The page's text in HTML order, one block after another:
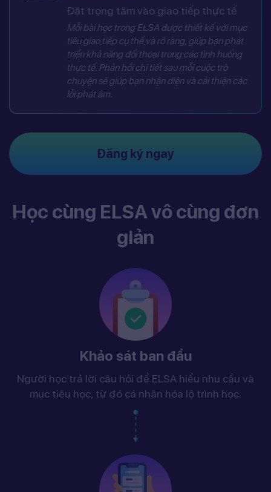
Đặt trọng tâm vào giao tiếp thực tế
Mỗi bài học trong ELSA được thiết kế với mục
tiêu giao tiếp cụ thể và rõ ràng, giúp bạn phát
triển khả năng đối thoại trong các tình huống
thực tế. Phản hồi chi tiết sau mỗi cuộc trò
chuyện sẽ giúp bạn nhận diện và cải thiện các
lỗi phát âm.
Đăng ký ngay
Học cùng ELSA vô cùng đơn
giản
Khảo sát ban đầu
Người học trả lời câu hỏi để ELSA hiểu nhu cầu và
mục tiêu học, từ đó cá nhân hóa lộ trình học.